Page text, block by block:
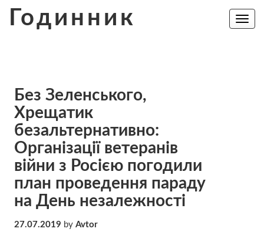
Годинник
Toggle
Без Зеленського,
Хрещатик
безальтернативно:
Організації ветеранів
війни з Росією погодили
план проведення параду
на День незалежності
27.07.2019 by Avtor